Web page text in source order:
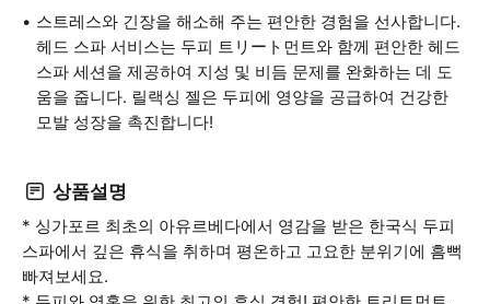
스트레스와 긴장을 해소해 주는 편안한 경험을 선사합니다.
헤드 스파 서비스는 두피 트リート먼트와 함께 편안한 헤드
스파 세션을 제공하여 지성 및 비듬 문제를 완화하는 데 도
움을 줍니다. 릴랙싱 젤은 두피에 영양을 공급하여 건강한
모발 성장을 촉진합니다!
상품설명
* 싱가포르 최초의 아유르베다에서 영감을 받은 한국식 두피
스파에서 깊은 휴식을 취하며 평온하고 고요한 분위기에 흠뻑
빠져보세요.